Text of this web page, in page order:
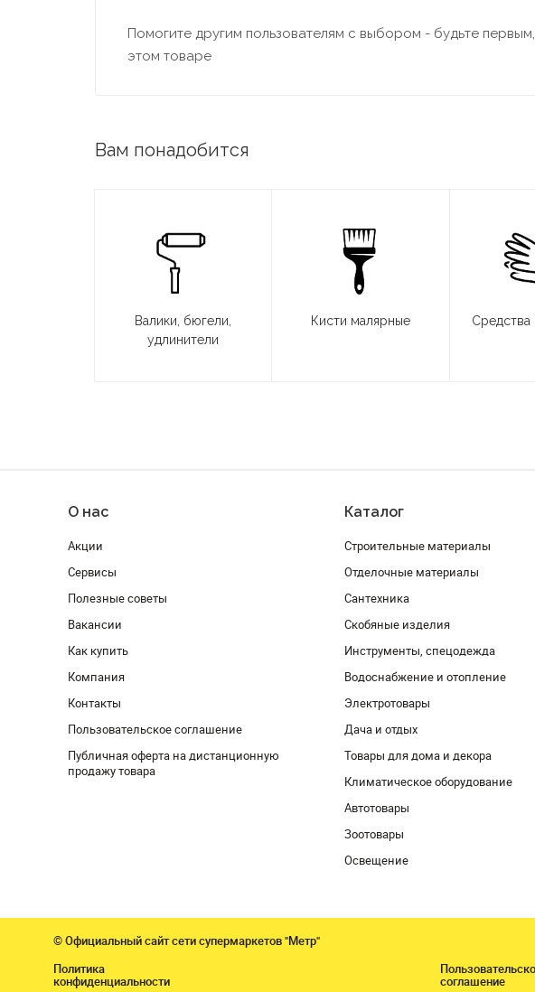
Помогите другим пользователям с выбором - будьте
этом товаре
Вам понадобится
Валики, бюгели,
удлинители
Кисти малярные Средства
О нас
Акции
Сервисы
Полезные советы
Вакансии
Как купить
Компания
Контакты
Пользовательское соглашение
Публичная оферта на дистанционную
продажу товара
Каталог
Строительные материалы
Отделочные материалы
Сантехника
Скобяные изделия
Инструменты, спецодежда
Водоснабжение и отопление
Электротовары
Дача и отдых
Товары для дома и декора
Климатическое оборудование
Автотовары
Зоотовары
Освещение
© Официальный сайт сети супермаркетов "Метр"
Политика
конфиденциальности соглашение